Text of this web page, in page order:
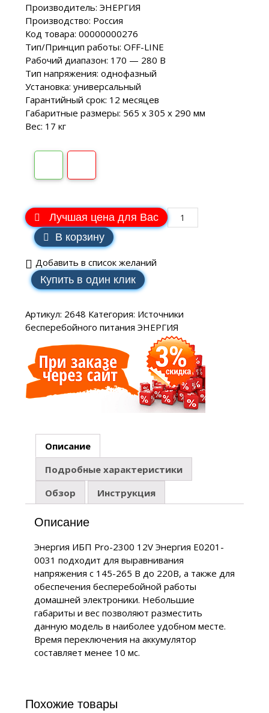
Производитель: ЭНЕРГИЯ
Производство: Россия
Код товара: 00000000276
Тип/Принцип работы: OFF-LINE
Рабочий диапазон: 170 — 280 В
Тип напряжения: однофазный
Установка: универсальный
Гарантийный срок: 12 месяцев
Габаритные размеры: 565 x 305 x 290 мм
Вес: 17 кг
Лучшая цена для Вас
В корзину
Добавить в список желаний
Купить в один клик
Артикул: 2648 Категория: Источники
бесперебойного питания ЭНЕРГИЯ
Описание
Подробные характеристики
Обзор
Инструкция
Описание
Энергия ИБП Pro-2300 12V Энергия Е0201-
0031 подходит для выравнивания
напряжения с 145-265 В до 220В, а также для
обеспечения бесперебойной работы
домашней электроники. Небольшие
габариты и вес позволяют разместить
данную модель в наиболее удобном месте.
Время переключения на аккумулятор
составляет менее 10 мс.
Похожие товары